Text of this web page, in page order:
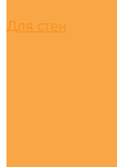
Для стен